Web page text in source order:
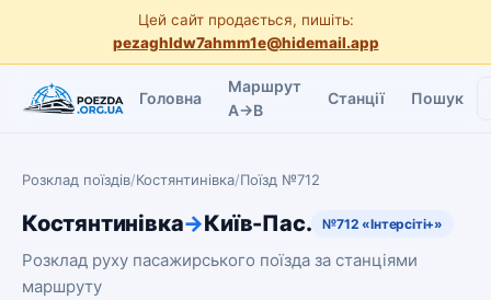
Цей сайт продається, пишіть:
pezaghldw7ahmm1e@hidemail.app
Головна
Маршрут
A→B
Станції Пошук
Розклад поїздів/Костянтинівка/Поїзд №712
Костянтинівка→Київ-Пас. №712 «Інтерсіті+»
Розклад руху пасажирського поїзда за станціями
маршруту